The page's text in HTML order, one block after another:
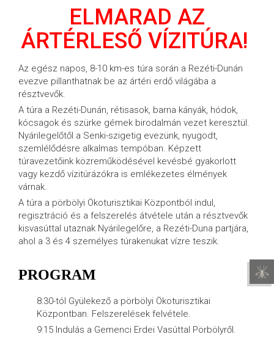
ELMARAD AZ
ÁRTÉRLESŐ VÍZITÚRA!
Az egész napos, 8-10 km-es túra során a Rezéti-Dunán
evezve pillanthatnak be az ártéri erdő világába a
résztvevők.
A túra a Rezéti-Dunán, rétisasok, barna kányák, hódok,
kócsagok és szürke gémek birodalmán vezet keresztül.
Nyárilegelőtől a Senki-szigetig evezünk, nyugodt,
szemlélődésre alkalmas tempóban. Képzett
túravezetőink közreműködésével kevésbé gyakorlott
vagy kezdő vízitúrázókra is emlékezetes élmények
várnak.
A túra a pörbölyi Ökoturisztikai Központból indul,
regisztráció és a felszerelés átvétele után a résztvevők
kisvasúttal utaznak Nyárilegelőre, a Rezéti-Duna partjára,
ahol a 3 és 4 személyes túrakenukat vízre teszik.
PROGRAM
8:30-tól Gyülekező a pörbölyi Ökoturisztikai
Központban. Felszerelések felvétele.
9:15 Indulás a Gemenci Erdei Vasúttal Pörbölyről.